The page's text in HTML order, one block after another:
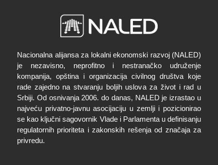
Nacionalna alijansa za lokalni ekonomski razvoj (NALED)
je nezavisno, neprofitno i nestranačko udruženje
kompanija, opština i organizacija civilnog društva koje
rade zajedno na stvaranju boljih uslova za život i rad u
Srbiji. Od osnivanja 2006. do danas, NALED je izrastao u
najveću privatno-javnu asocijaciju u zemlji i pozicionirao
se kao ključni sagovornik Vlade i Parlamenta u definisanju
regulatornih prioriteta i zakonskih rešenja od značaja za
privredu.